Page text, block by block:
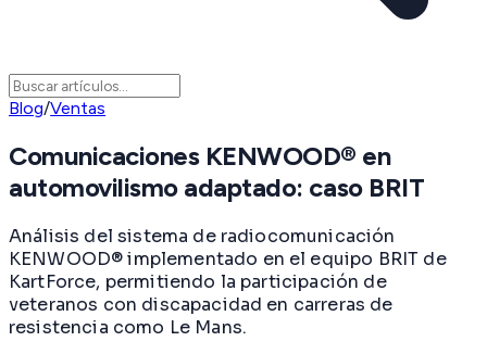
Blog/Ventas
Comunicaciones KENWOOD® en
automovilismo adaptado: caso BRIT
Análisis del sistema de radiocomunicación
KENWOOD® implementado en el equipo BRIT de
KartForce, permitiendo la participación de
veteranos con discapacidad en carreras de
resistencia como Le Mans.